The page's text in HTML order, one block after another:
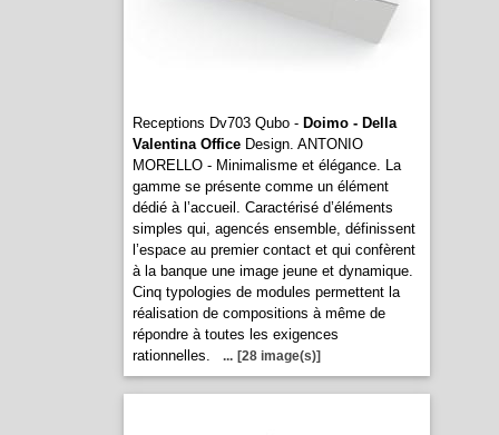
Receptions Dv703 Qubo - Doimo - Della
Valentina OfficeDesign. ANTONIO
MORELLO - Minimalisme et élégance. La
gamme se présente comme un élément
dédié à l’accueil. Caractérisé d’éléments
simples qui, agencés ensemble, définissent
l’espace au premier contact et qui confèrent
à la banque une image jeune et dynamique.
Cinq typologies de modules permettent la
réalisation de compositions à même de
répondre à toutes les exigences
rationnelles.
... [28 image(s)]